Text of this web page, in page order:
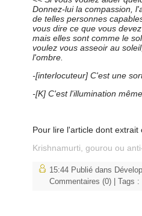
Donnez-lui la compassion,
de telles personnes
vous dire ce que vous
mais elles sont comme le
voulez vous asseoir au
l'ombre.
-[interlocuteur] C'est une
-[K] C'est l'illumination
Pour lire l'article dont
Krishnamurti, gourou ou
15:44 Publié dans
Commentaires (0) | Tags :